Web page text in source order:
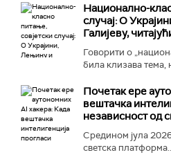
Национално-
случај: О
Галијеву,
Говорити о
била клизава тема,
Почетак ере
вештачка
независност од
Средином јула
светска